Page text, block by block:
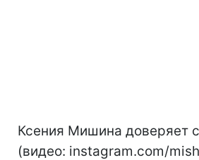
Ксения Мишина доверяет
(видео: instagram.com/